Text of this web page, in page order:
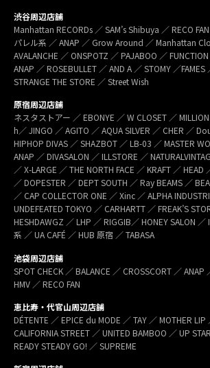
渋谷周辺店舗
Manhattan RECORDs ／ SAM’s Shibuya ／ RECO
パレル系 ／ ANAP ／ Grow Around ／ Manhattan
AVALANCHE ／ ONSPOTZ ／ PAJABOO ／
ANAP ／ ROSEBULLET ／ AND A ／ STOMY ／
STRANGE THE STORE ／ Street Wish
原宿周辺店舗
ネスタストアー ／ EBONYE ／ W CLOSET ／
h／ JINGO ／ AGITO ／ AQUA SILVER ／ CHER ／
HIPHOP DIVAS ／ SHAZBOT ／ LB-03 ／ MASTER
ANAP ／ DIVASALON ／ ILLSTORE ／
／ X-LARGE ／ THE NORTH FACE ／ KRAFT ／ HEAD
／ DOPESTER ／ DEPT SOUTH ／ Ray BEAMS ／
／ CAP COLLECTOR ONE ／ Xinc ／ ALPHA
UNDEFEATED TOKYO ／ CARHARTT ／ FREAK’S
HESHDAWGZ ／ LHP ／ RIGGIB／ HONEY SALON
系 ／ UA CAFÉ ／ HUB 原宿 ／ TABASA
池袋周辺店舗
SPOT CHECK ／ BALANCE ／ CROSSCORT ／ ANAP
HMV ／ RECO FAN
恵比寿・代官山周辺店舗
DÉTENTE ／ EPICE du MODE ／ TAY ／ MOTHER LIP
CALIFORNIA STREET ／ UNITED BAMBOO ／ UP
READY STEADY GO! ／ SUPREME